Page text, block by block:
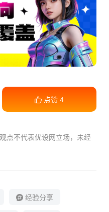
点赞 4
点不代表优设网立场， 未经
经验分享